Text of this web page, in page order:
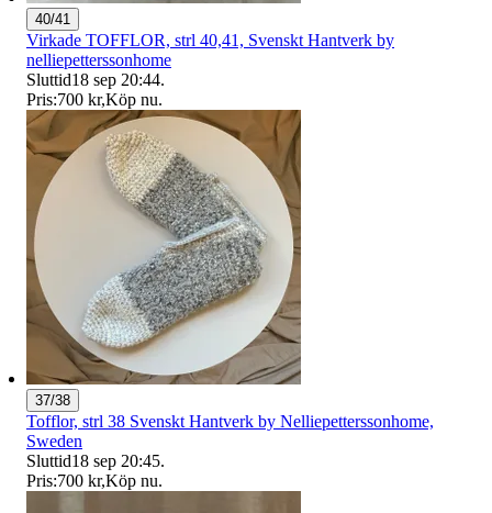
40/41
Virkade TOFFLOR, strl 40,41, Svenskt Hantverk by
nelliepetterssonhome
Sluttid18 sep 20:44.
Pris:700 kr,Köp nu.
37/38
Tofflor, strl 38 Svenskt Hantverk by Nelliepetterssonhome,
Sweden
Sluttid18 sep 20:45.
Pris:700 kr,Köp nu.